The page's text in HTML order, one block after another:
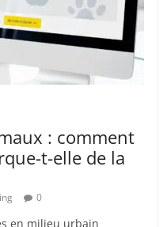
: comment
t-elle de la
0
en milieu urbain